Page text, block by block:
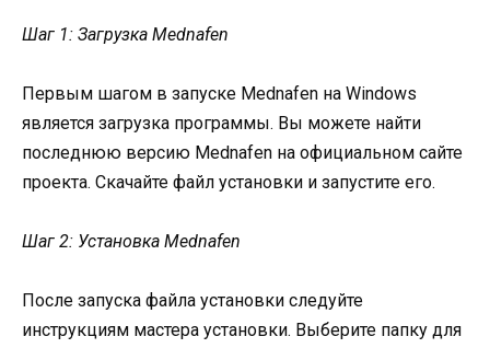
Шаг 1: Загрузка Mednafen
Первым шагом в запуске Mednafen на Windows
является загрузка программы. Вы можете найти
последнюю версию Mednafen на официальном сайте
проекта. Скачайте файл установки и запустите его.
Шаг 2: Установка Mednafen
После запуска файла установки следуйте
инструкциям мастера установки. Выберите папку для